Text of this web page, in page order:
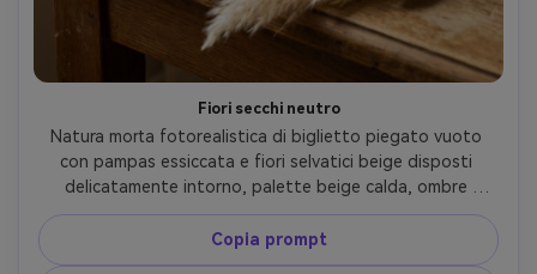
Fiori secchi neutro
Natura morta fotorealistica di biglietto piegato vuoto
con pampas essiccata e fiori selvatici beige disposti
delicatamente intorno, palette beige calda, ombre
delicate, estetica minimale moderna, nessun testo,
nessuna lettera, Fujifilm GFX100, 80mm, messa a fuoco
netta con grana naturale, illuminazione cinematorgrafica
Copia prompt